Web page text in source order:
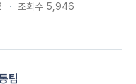
조회수 5,946
팀